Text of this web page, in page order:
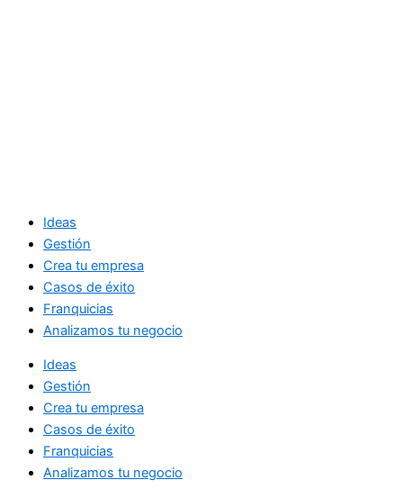
Ideas
Gestión
Crea tu empresa
Casos de éxito
Franquicias
Analizamos tu negocio
Ideas
Gestión
Crea tu empresa
Casos de éxito
Franquicias
Analizamos tu negocio